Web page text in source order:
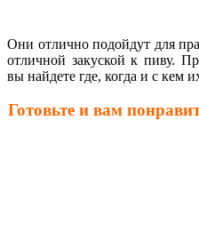
Они отлично подойдут для
отличной закуской к пиву.
вы найдете где, когда и с кем
Готовьте и вам